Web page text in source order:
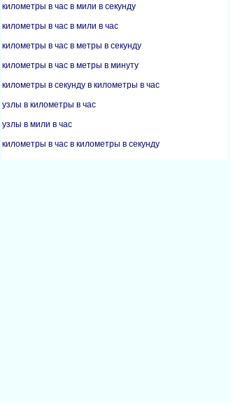
километры в час в мили в секунду
километры в час в мили в час
километры в час в метры в секунду
километры в час в метры в минуту
километры в секунду в километры в час
узлы в километры в час
узлы в мили в час
километры в час в километры в секунду